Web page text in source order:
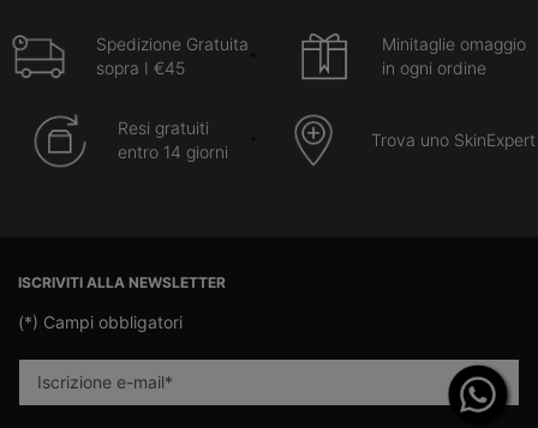
Spedizione Gratuita
sopra I €45
Minitaglie omaggio
in ogni ordine
Resi gratuiti
entro 14 giorni
Trova uno SkinExpert
ISCRIVITI ALLA NEWSLETTER
(*) Campi obbligatori
Iscrizione e-mail*